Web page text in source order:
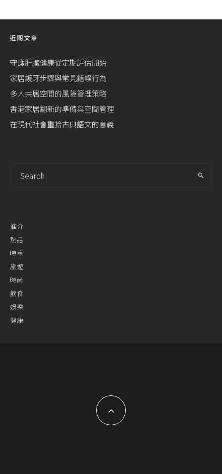
近期文章
守護肝臟健康從定期評估開始
家居護牙步驟與常見錯誤行為
多人共居空間的風險管理策略
香港家居翻新的準備與空間管理
在現代社會重拾古典語文的意義
推介
熱話
時事
旅遊
時尚
飲食
娛樂
健康